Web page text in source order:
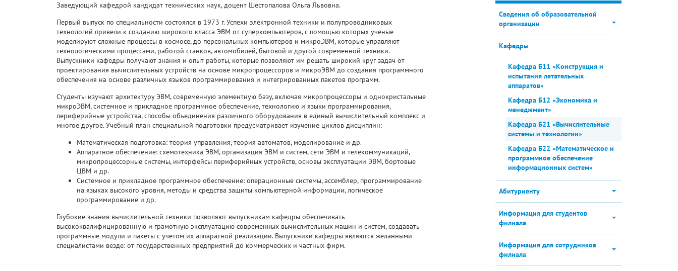
Заведующий кафедрой кандидат технических наук, доцент Шестопалова Ольга Львовна.
Первый выпуск по специальности состоялся в 1973 г. Успехи электронной техники и полупроводниковых
технологий привели к созданию широкого класса ЭВМ от суперкомпьютеров, с помощью которых учёные
моделируют сложные процессы в космосе, до персональных компьютеров и микроЭВМ, которые управляют
технологическими процессами, работой станков, автомобилей, бытовой и другой современной техники.
Выпускники кафедры получают знания и опыт работы, которые позволяют им решать широкий круг задач от
проектирования вычислительных устройств на основе микропроцессоров и микроЭВМ до создания программного
обеспечения на основе различных языков программирования и интегрированных пакетов программ.
Студенты изучают архитектуру ЭВМ, современную элементную базу, включая микропроцессоры и однокристальные
микроЭВМ, системное и прикладное программное обеспечение, технологию и языки программирования,
периферийные устройства, способы объединения различного оборудования в единый вычислительный комплекс и
многое другое. Учебный план специальной подготовки предусматривает изучение циклов дисциплин:
Математическая подготовка: теория управления, теория автоматов, моделирование и др.
Аппаратное обеспечение: схемотехника ЭВМ, организация ЭВМ и систем, сети ЭВМ и телекоммуникаций,
микропроцессорные системы, интерфейсы периферийных устройств, основы эксплуатации ЭВМ, бортовые
ЦВМ и др.
Системное и прикладное программное обеспечение: операционные системы, ассемблер, программирование
на языках высокого уровня, методы и средства защиты компьютерной информации, логическое
программирование и др.
Глубокие знания вычислительной техники позволяют выпускникам кафедры обеспечивать
высококвалифицированную и грамотную эксплуатацию современных вычислительных машин и систем, создавать
программные модули и пакеты с учетом их аппаратной реализации. Выпускники кафедры являются желанными
специалистами везде: от государственных предприятий до коммерческих и частных фирм.
Сведения об образовательной
организации
Кафедры
Кафедра Б11 «Конструкция и
испытания летательных
аппаратов»
Кафедра Б12 «Экономика и
менеджмент»
Кафедра Б21 «Вычислительные
системы и технологии»
Кафедра Б22 «Математическое и
программное обеспечение
информационных систем»
Абитуриенту
Информация для студентов
филиала
Информация для сотрудников
филиала